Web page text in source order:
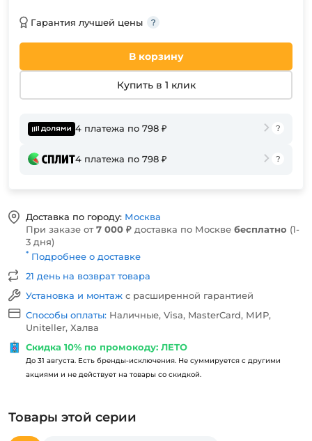
Гарантия лучшей цены
В корзину
Купить в 1 клик
4 платежа по 798 ₽
4 платежа по 798 ₽
Доставка по городу: Москва
При заказе от7 000 ₽ доставка по Москве бесплатно (1-
3 дня)
* Подробнее о доставке
21 день на возврат товара
Установка и монтаж с расширенной гарантией
Способы оплаты: Наличные, Visa, MasterCard, МИР,
Uniteller, Халва
Скидка 10% по промокоду: ЛЕТО
До 31 августа. Есть бренды-исключения. Не суммируется с другими
акциями и не действует на товары со скидкой.
Товары этой серии